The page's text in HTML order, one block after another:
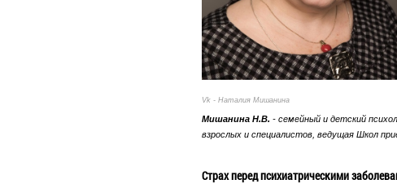
Vk - Наталия Мишанина
Мишанина Н.В. - семейный и детский
взрослых и специалистов, ведущая Школ
Страх перед психиатрическими